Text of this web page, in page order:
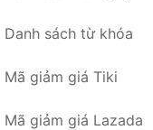
Danh sách từ khóa
Mã giảm giá Tiki
Mã giảm giá Lazada